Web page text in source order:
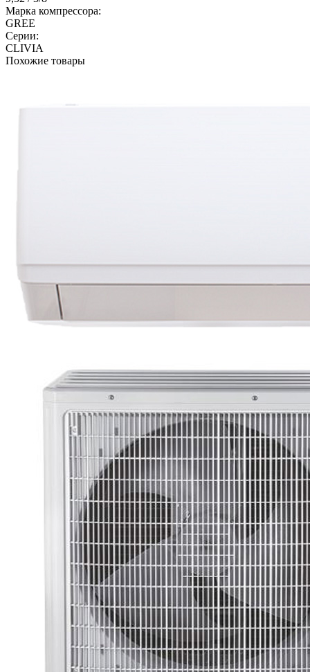
Марка компрессора:
GREE
Серии:
CLIVIA
Похожие товары